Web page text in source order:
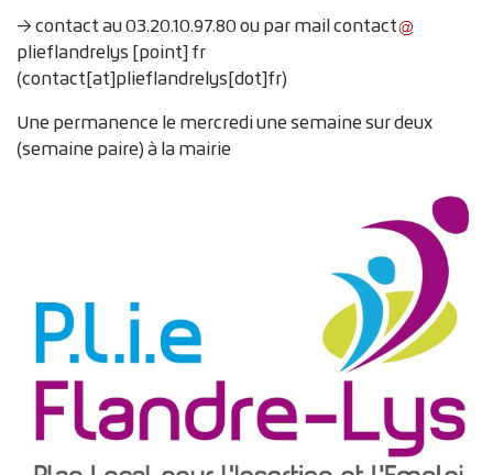
→ contact au 03.20.10.97.80 ou par mailcontact
plieflandrelys[point]fr
(contact[at]plieflandrelys[dot]fr)
Une permanence le mercredi une semaine sur deux
(semaine paire) à la mairie